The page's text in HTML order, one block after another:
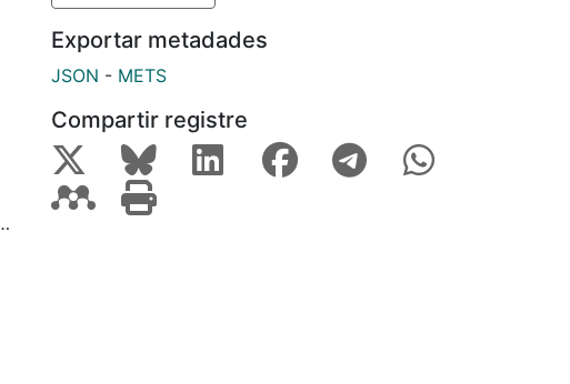
Exportar metadades
JSON - METS
Compartir registre